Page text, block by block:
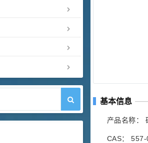
基本信息
产品名称：
CAS：